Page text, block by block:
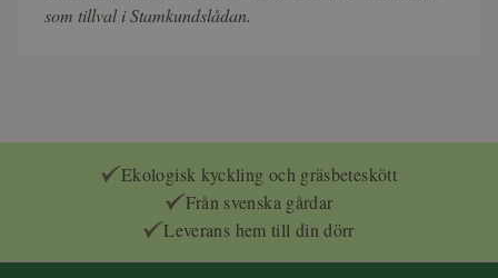
som tillval i Stamkundslådan.
Ekologisk kyckling och gräsbeteskött
Från svenska gårdar
Leverans hem till din dörr